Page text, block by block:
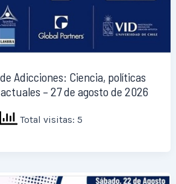
Adicciones: Ciencia, políticas
– 27 de agosto de 2026
Total visitas: 5